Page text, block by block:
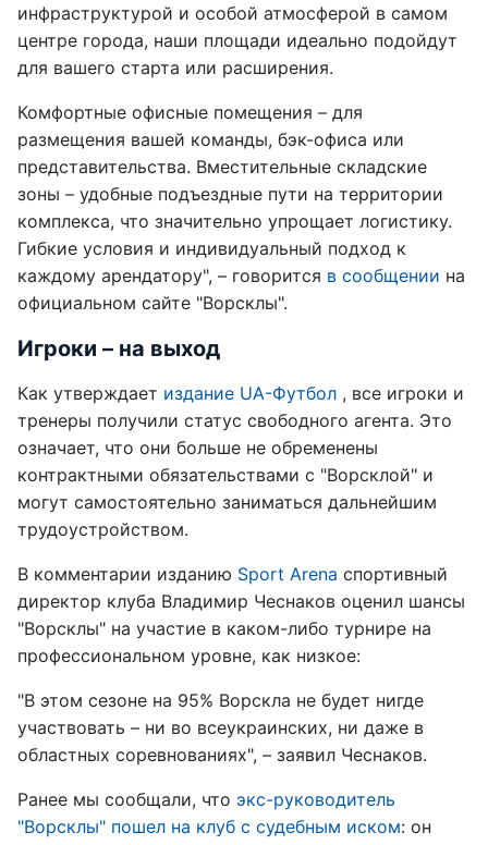
инфраструктурой и особой атмосферой в самом
центре города, наши площади идеально подойдут
для вашего старта или расширения.
Комфортные офисные помещения – для
размещения вашей команды, бэк-офиса или
представительства. Вместительные складские
зоны – удобные подъездные пути на территории
комплекса, что значительно упрощает логистику.
Гибкие условия и индивидуальный подход к
каждому арендатору", – говорится в сообщении на
официальном сайте "Ворсклы".
Игроки – на выход
Как утверждает издание UA-Футбол , все игроки и
тренеры получили статус свободного агента. Это
означает, что они больше не обременены
контрактными обязательствами с "Ворсклой" и
могут самостоятельно заниматься дальнейшим
трудоустройством.
В комментарии изданию Sport Arena спортивный
директор клуба Владимир Чеснаков оценил шансы
"Ворсклы" на участие в каком-либо турнире на
профессиональном уровне, как низкое:
"В этом сезоне на 95% Ворскла не будет нигде
участвовать – ни во всеукраинских, ни даже в
областных соревнованиях", – заявил Чеснаков.
Ранее мы сообщали, что экс-руководитель
"Ворсклы" пошел на клуб с судебным иском: он